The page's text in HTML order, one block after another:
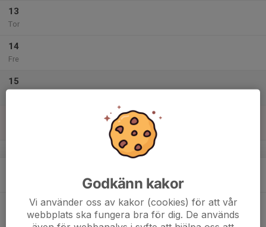
13
Tor
14
Fre
15
v.34
Godkänn kakor
Vi använder oss av kakor (cookies) för att vår
webbplats ska fungera bra för dig. De används